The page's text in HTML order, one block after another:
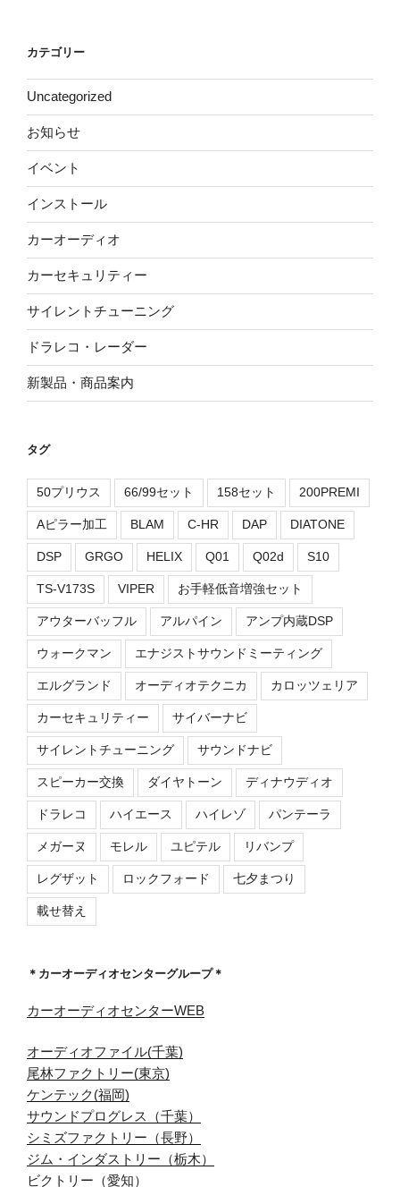
カテゴリー
Uncategorized
お知らせ
イベント
インストール
カーオーディオ
カーセキュリティー
サイレントチューニング
ドラレコ・レーダー
新製品・商品案内
タグ
50プリウス 66/99セット 158セット 200PREMI
Aピラー加工 BLAM C-HR DAP DIATONE
DSP GRGO HELIX Q01 Q02d S10
TS-V173S VIPER お手軽低音増強セット
アウターバッフル アルパイン アンプ内蔵DSP
ウォークマン エナジストサウンドミーティング
エルグランド オーディオテクニカ カロッツェリア
カーセキュリティー サイバーナビ
サイレントチューニング サウンドナビ
スピーカー交換 ダイヤトーン ディナウディオ
ドラレコ ハイエース ハイレゾ パンテーラ
メガーヌ モレル ユピテル リバンプ
レグザット ロックフォード 七夕まつり
載せ替え
＊カーオーディオセンターグループ＊
カーオーディオセンターWEB
オーディオファイル(千葉)
尾林ファクトリー(東京)
ケンテック(福岡)
サウンドプログレス（千葉）
シミズファクトリー（長野）
ジム・インダストリー（栃木）
ビクトリー（愛知）